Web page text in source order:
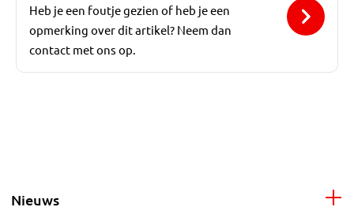
Heb je een foutje gezien of heb je een
opmerking over dit artikel? Neem dan
contact met ons op.
Nieuws